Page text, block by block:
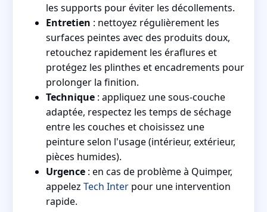
les supports pour éviter les décollements.
Entretien : nettoyez régulièrement les
surfaces peintes avec des produits doux,
retouchez rapidement les éraflures et
protégez les plinthes et encadrements pour
prolonger la finition.
Technique : appliquez une sous-couche
adaptée, respectez les temps de séchage
entre les couches et choisissez une
peinture selon l'usage (intérieur, extérieur,
pièces humides).
Urgence : en cas de problème à Quimper,
appelez Tech Inter pour une intervention
rapide.